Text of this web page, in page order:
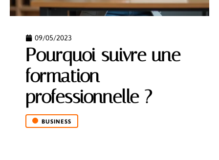
09/05/2023
Pourquoi suivre une
formation
professionnelle ?
BUSINESS